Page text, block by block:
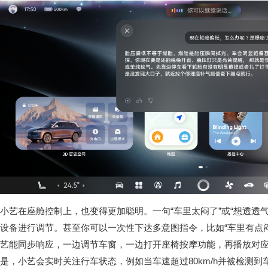
小艺在座舱控制上，也变得更加聪明。一句“车里太闷了”或“想透透
设备进行调节。甚至你可以一次性下达多意图指令，比如“车里有点
艺能同步响应，一边调节车窗，一边打开座椅按摩功能，再播放对
是，小艺会实时关注行车状态，例如当车速超过80km/h并被检测到